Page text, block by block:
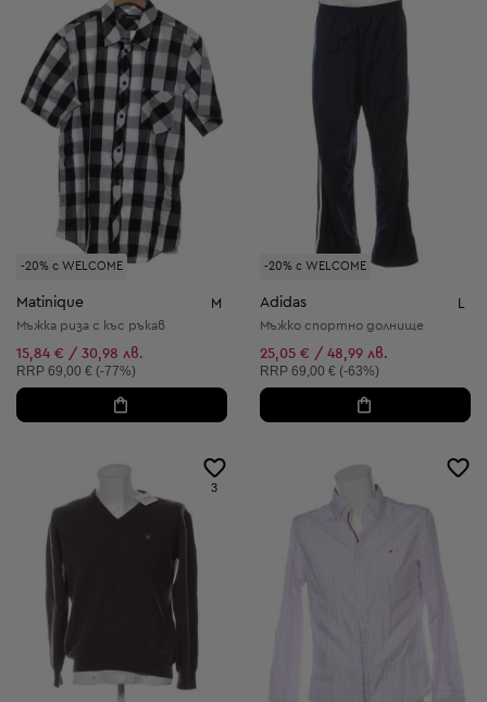
-20% с WELCOME
Matinique M
Мъжка риза с къс ръкав
15,84 € / 30,98 лв.
Препоръчителна цена:
RRP 69,00 € (-77%)
-20% с WELCOME
Adidas L
Мъжко спортно долнище
25,05 € / 48,99 лв.
Препоръчителна цена:
RRP 69,00 € (-63%)
3